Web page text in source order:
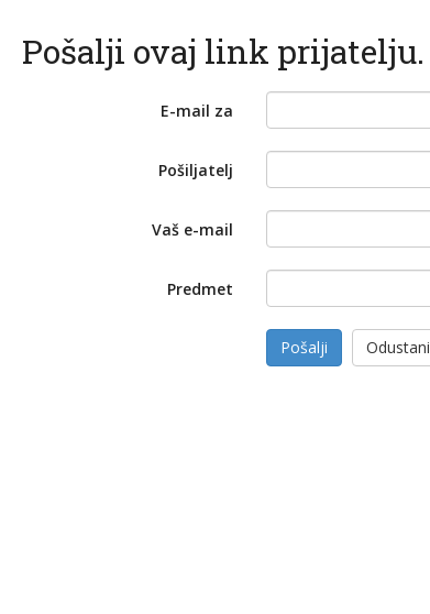
Pošalji ovaj link prijatelju.
E-mail za
Pošiljatelj
Vaš e-mail
Predmet
Pošalji Odustani